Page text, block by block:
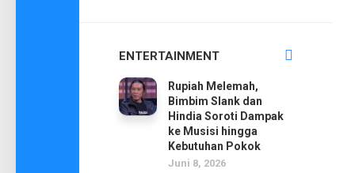
ENTERTAINMENT
Rupiah Melemah,
Bimbim Slank dan
Hindia Soroti Dampak
ke Musisi hingga
Kebutuhan Pokok
Juni 8, 2026